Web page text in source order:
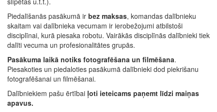
Piedalīšanās pasākumā ir bez maksas, komandas dalībnieku
skaitam vai dalībnieka vecumam ir ierobežojumi atbilstoši
disciplīnai, kurā piesaka robotu. Vairākās disciplīnās dalībnieki tiek
dalīti vecuma un profesionalitātes grupās.
Pasākuma laikā notiks fotografēšana un filmēšana.
Piesakoties un piedaloties pasākumā dalībnieki dod piekrišanu
fotografēšanai un filmēšanai.
Dalībniekiem pašu ērtībai ļoti ieteicams paņemt līdzi maiņas
apavus.